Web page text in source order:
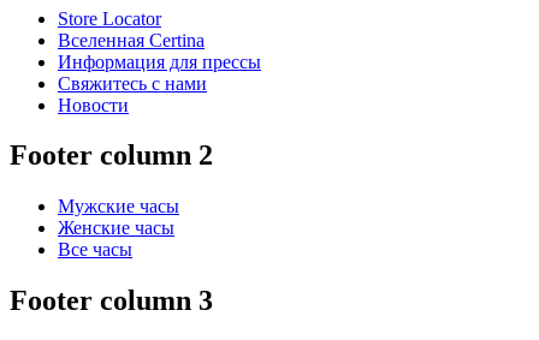
Store Locator
Вселенная Certina
Информация для прессы
Свяжитесь с нами
Новости
Footer column 2
Мужские часы
Женские часы
Все часы
Footer column 3